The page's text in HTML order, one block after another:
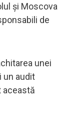
și Moscova
de
unei
un audit
această